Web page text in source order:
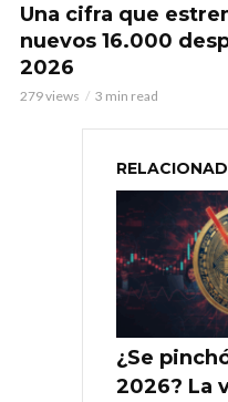
Una cifra que
nuevos 16.000
2026
279 views 3 min read
¿Se
2026? La